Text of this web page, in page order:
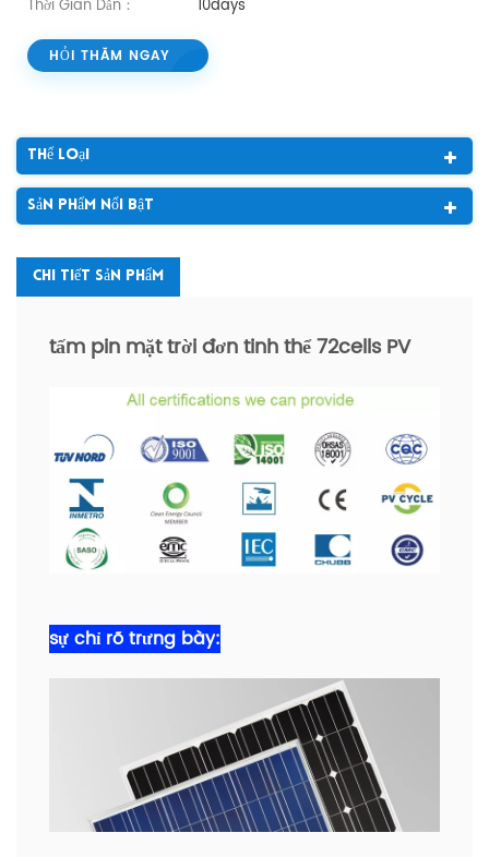
Thời Gian Dẫn：
10days
HỎI THĂM NGAY
Thể Loại
Sản Phẩm Nổi Bật
Chi Tiết Sản Phẩm
tấm pin mặt trời đơn tinh thể 72cells PV
sự chỉ rõtrưng bày: